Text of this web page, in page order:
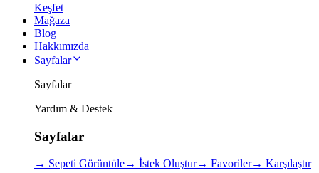
Keşfet
Mağaza
Blog
Hakkımızda
Sayfalar
Sayfalar
Yardım & Destek
Sayfalar
→ Sepeti Görüntüle→ İstek Oluştur→ Favoriler→ Karşılaştır